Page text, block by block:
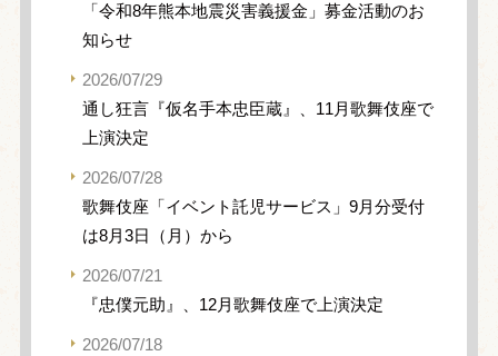
「令和8年熊本地震災害義援金」募金活動のお
知らせ
2026/07/29
通し狂言『仮名手本忠臣蔵』、11月歌舞伎座で
上演決定
2026/07/28
歌舞伎座「イベント託児サービス」9月分受付
は8月3日（月）から
2026/07/21
『忠僕元助』、12月歌舞伎座で上演決定
2026/07/18